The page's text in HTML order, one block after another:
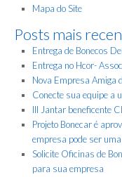
Mapa do Site
Posts mais
Entrega de Bonecos
Entrega no Hcor-
Nova Empresa Amiga
Conecte sua equipe a
III Jantar beneficente
Projeto Bonecar é
empresa pode ser
Solicite Oficinas de
para sua empresa